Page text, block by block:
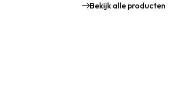
Bekijk alle producten